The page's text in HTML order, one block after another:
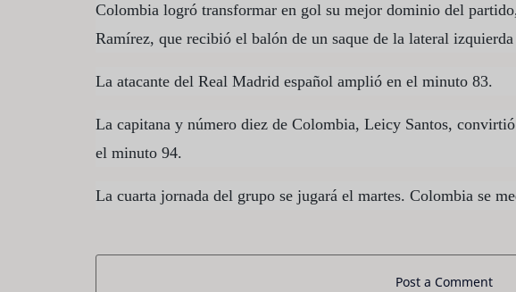
Colombia logró transformar en gol su mejor dominio del
Ramírez, que recibió el balón de un saque de la lateral
La atacante del Real Madrid español amplió en el minuto 83.
La capitana y número diez de Colombia, Leicy Santos,
el minuto 94.
La cuarta jornada del grupo se jugará el martes. Colombia se
Post a Comment